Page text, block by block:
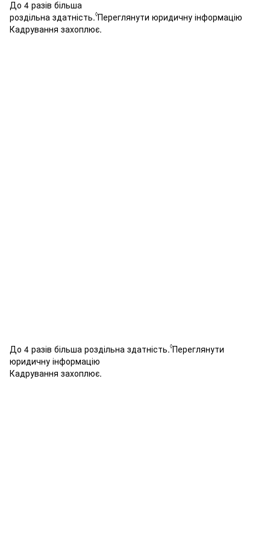
До 4 разів більша
роздільна здатність.◊Переглянути юридичну інформацію
Кадрування захоплює.
До 4 разів більша роздільна здатність.◊Переглянути
юридичну інформацію
Кадрування захоплює.